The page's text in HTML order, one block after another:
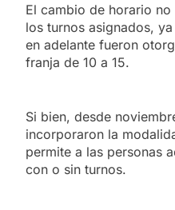
El cambio de horario
los turnos asignados,
en adelante fueron
franja de 10 a 15.
Si bien, desde
incorporaron la
permite a las personas
con o sin turnos.